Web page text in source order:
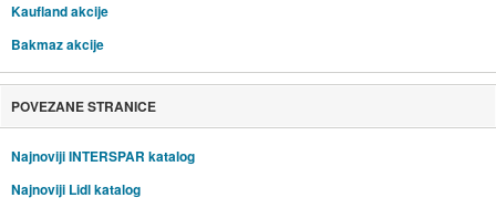
Kaufland akcije
Bakmaz akcije
POVEZANE STRANICE
Najnoviji INTERSPAR katalog
Najnoviji Lidl katalog